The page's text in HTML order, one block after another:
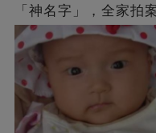
「神名字」，全家拍